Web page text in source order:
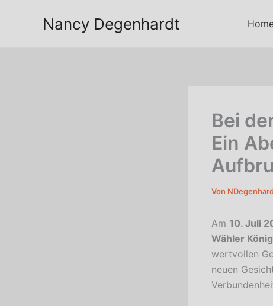
Nancy Degenhardt
Bei
Ein
Von
Am 10. Juli
Wähler
wertvollen
neuen